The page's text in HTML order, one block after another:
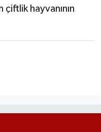
çiftlik hayvanının